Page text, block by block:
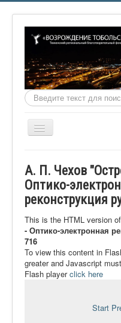
Искать...
Включить/
О фонде
Онлайн библиотека
Видеоматериалы
Контакты
Сайт проекта
Ермаковополе.рф
А. П. Чехов
Оптико-
реконструкция
This is the HTML version of
- Оптико-электронная
716
To view this content in
greater and Javascript
Flash playerclick here
Start